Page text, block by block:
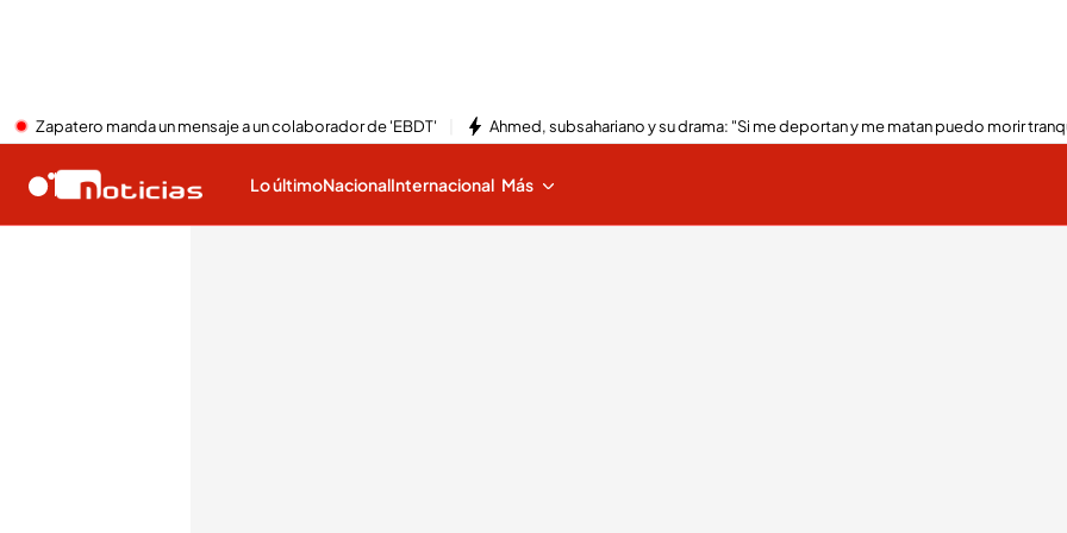
Zapatero manda un mensaje a un colaborador de 'EBDT' Ahmed, subsahariano y su drama: "Si me deportan y me matan puedo morir
Lo últimoNacionalInternacional Más